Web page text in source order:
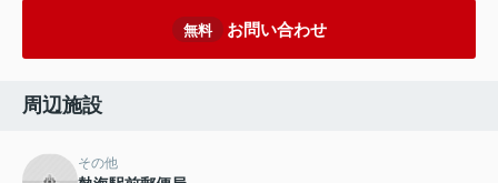
無料 お問い合わせ
周辺施設
その他